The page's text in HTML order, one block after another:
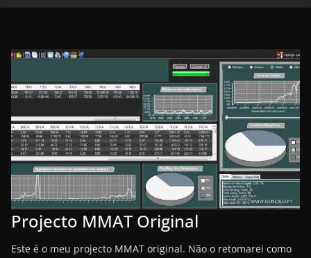
Projecto MMAT Original
Este é o meu projecto MMAT original. Não o retomarei como